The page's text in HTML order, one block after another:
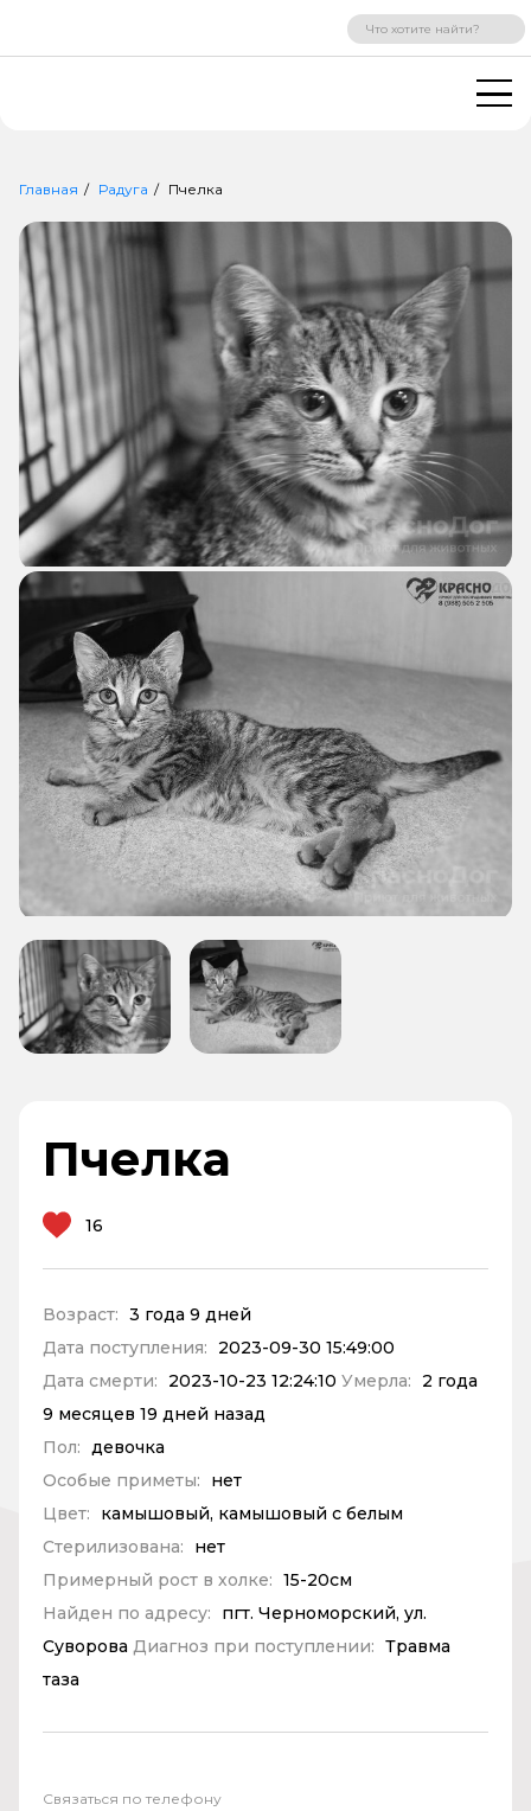
ВХОД РЕГИСТРАЦИЯ
Главная Радуга Пчелка
Пчелка
16
Возраст: 3 года 9 дней
Дата поступления:
2023-09-30 15:49:00
Дата смерти:
2023-10-23 12:24:10 Умерла:
2 года
9 месяцев 19 дней назад
Пол: девочка
Особые приметы:
нет
Цвет:
камышовый, камышовый с белым
Стерилизована:
нет
Примерный рост в холке: 15-20см
Найден по адресу:
пгт. Черноморский, ул.
Суворова Диагноз при поступлении: Травма
таза
Связаться по телефону